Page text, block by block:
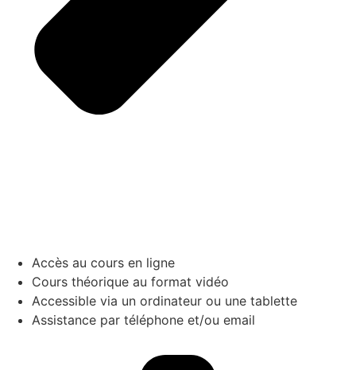
Accès au cours en ligne
Cours théorique au format vidéo
Accessible via un ordinateur ou une tablette
Assistance par téléphone et/ou email